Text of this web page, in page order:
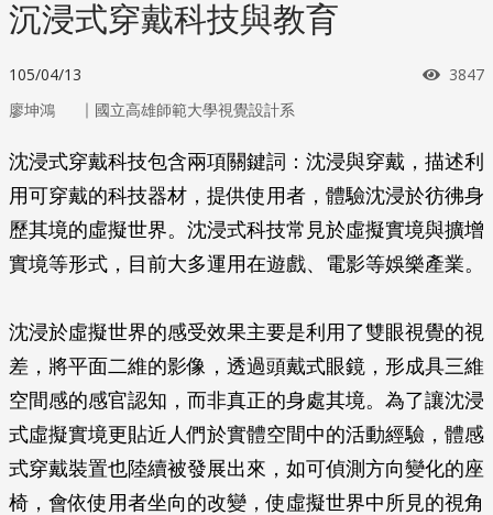
沉浸式穿戴科技與教育
105/04/13 瀏覽
3847
廖坤鴻 ｜ 國立高雄師範大學視覺設計系
沈浸式穿戴科技包含兩項關鍵詞：沈浸與穿戴，描述利
用可穿戴的科技器材，提供使用者，體驗沈浸於彷彿身
歷其境的虛擬世界。沈浸式科技常見於虛擬實境與擴增
實境等形式，目前大多運用在遊戲、電影等娛樂產業。
沈浸於虛擬世界的感受效果主要是利用了雙眼視覺的視
差，將平面二維的影像，透過頭戴式眼鏡，形成具三維
空間感的感官認知，而非真正的身處其境。為了讓沈浸
式虛擬實境更貼近人們於實體空間中的活動經驗，體感
式穿戴裝置也陸續被發展出來，如可偵測方向變化的座
椅，會依使用者坐向的改變，使虛擬世界中所見的視角